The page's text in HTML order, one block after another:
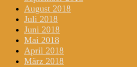
August 2018
Juli 2018
Juni 2018
Mai 2018
April 2018
März 2018